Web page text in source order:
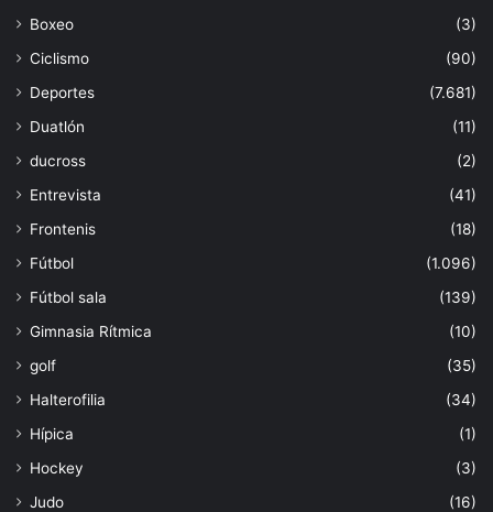
Boxeo
(3)
Ciclismo
(90)
Deportes
(7.681)
Duatlón
(11)
ducross
(2)
Entrevista
(41)
Frontenis
(18)
Fútbol
(1.096)
Fútbol sala
(139)
Gimnasia Rítmica
(10)
golf
(35)
Halterofilia
(34)
Hípica
(1)
Hockey
(3)
Judo
(16)